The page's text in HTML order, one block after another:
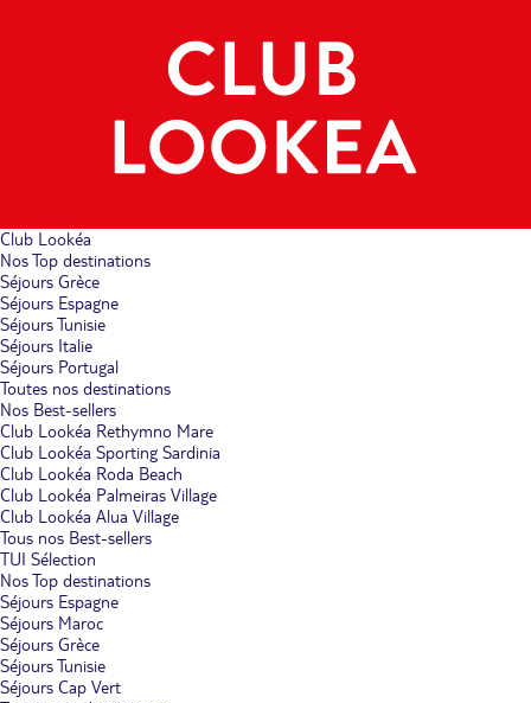
Club Lookéa
Nos Top destinations
Séjours Grèce
Séjours Espagne
Séjours Tunisie
Séjours Italie
Séjours Portugal
Toutes nos destinations
Nos Best-sellers
Club Lookéa Rethymno Mare
Club Lookéa Sporting Sardinia
Club Lookéa Roda Beach
Club Lookéa Palmeiras Village
Club Lookéa Alua Village
Tous nos Best-sellers
TUI Sélection
Nos Top destinations
Séjours Espagne
Séjours Maroc
Séjours Grèce
Séjours Tunisie
Séjours Cap Vert